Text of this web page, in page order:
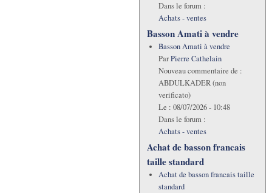
Dans le forum :
Achats - ventes
Basson Amati à vendre
Basson Amati à vendre
ParPierre Cathelain
Nouveau commentaire de :
ABDULKADER (non
verificato)
Le : 08/07/2026 - 10:48
Dans le forum :
Achats - ventes
Achat de basson francais
taille standard
Achat de basson francais taille
standard